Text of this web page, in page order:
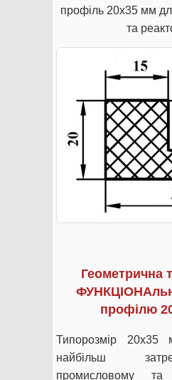
профіль 20х35 мм
та
Геометрична
профілю
Типорозмір
найбільш
промисловому та